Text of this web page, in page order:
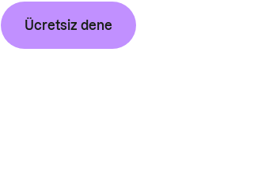
Ücretsiz dene